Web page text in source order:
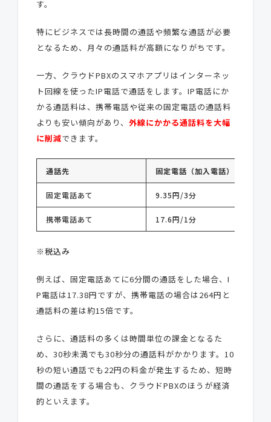
す。
特にビジネスでは長時間の通話や頻繁な通話が必要
となるため、月々の通話料が高額になりがちです。
一方、クラウドPBXのスマホアプリはインターネッ
ト回線を使ったIP電話で通話をします。IP電話にか
かる通話料は、携帯電話や従来の固定電話の通話料
よりも安い傾向があり、 外線にかかる通話料を大幅
に削減できます。
通話先 固定電話（加入電話）
固定電話あて 9.35円/3分
携帯電話あて 17.6円/1分
※税込み
例えば、固定電話あてに6分間の通話をした場合、I
P電話は17.38円ですが、携帯電話の場合は264円と
通話料の差は約15倍です。
さらに、通話料の多くは時間単位の課金となるた
め、30秒未満でも30秒分の通話料がかかります。10
秒の短い通話でも22円の料金が発生するため、短時
間の通話をする場合も、クラウドPBXのほうが経済
的といえます。